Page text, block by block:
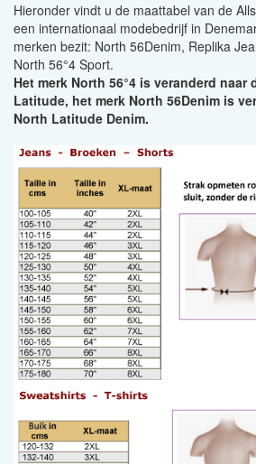
Hieronder vindt u de maattabel van de
een internationaal modebedrijf in
merken bezit: North 56Denim, Replika
North 56°4 Sport.
Het merk North 56°4 is veranderd naar
Latitude, het merk North 56Denim is
North Latitude Denim.